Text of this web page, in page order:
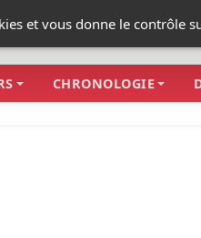
et vous donne le contrôle
CHRONOLOGIE